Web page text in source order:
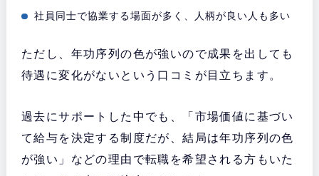
社員同士で協業する場面が多く、人柄が良い人も多い
ただし、年功序列の色が強いので成果を出しても
待遇に変化がないという口コミが目立ちます。
過去にサポートした中でも、「市場価値に基づい
て給与を決定する制度だが、結局は年功序列の色
が強い」などの理由で転職を希望される方もいた